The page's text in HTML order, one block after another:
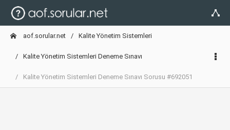
aof.sorular.net Kalite Yönetim Sistemleri
Kalite Yönetim Sistemleri Deneme Sınavı
Kalite Yönetim Sistemleri Deneme Sınavı Sorusu #692051